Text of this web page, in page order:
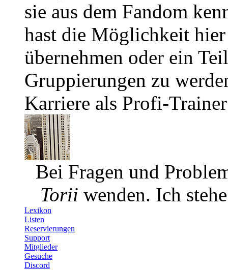
sie aus dem Fandom
hast die Möglichkeit
übernehmen oder ein
Gruppierungen zu
Karriere als Profi-
Bei Fragen und
Torii wenden. Ich
Lexikon
Listen
Reservierungen
Support
Mitglieder
Gesuche
Discord